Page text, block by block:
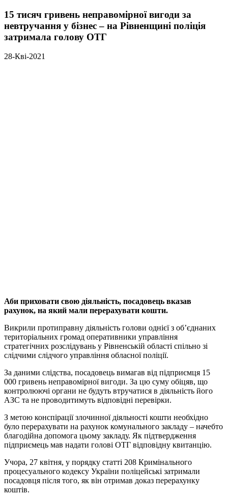
15 тисяч гривень неправомірної вигоди за
невтручання у бізнес – на Рівненщині поліція
затримала голову ОТГ
28-Кві-2021
Аби приховати свою діяльність, посадовець вказав
рахунок, на який мали перерахувати кошти.
Викрили протиправну діяльність голови однієї з об’єднаних
територіальних громад оперативники управління
стратегічних розслідувань у Рівненській області спільно зі
слідчими слідчого управління обласної поліції.
За даними слідства, посадовець вимагав від підприємця 15
000 гривень неправомірної вигоди. За цю суму обіцяв, що
контролюючі органи не будуть втручатися в діяльність його
АЗС та не проводитимуть відповідні перевірки.
З метою конспірації злочинної діяльності кошти необхідно
було перерахувати на рахунок комунального закладу – начебто
благодійна допомога цьому закладу. Як підтвердження
підприємець мав надати голові ОТГ відповідну квитанцію.
Учора, 27 квітня, у порядку статті 208 Кримінального
процесуального кодексу України поліцейські затримали
посадовця після того, як він отримав доказ перерахунку
коштів.